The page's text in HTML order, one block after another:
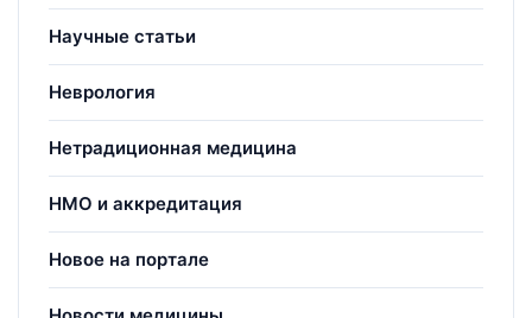
Научные статьи
Неврология
Нетрадиционная медицина
НМО и аккредитация
Новое на портале